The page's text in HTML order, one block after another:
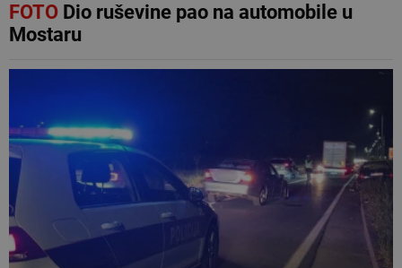
FOTODio ruševine pao na automobile u
Mostaru